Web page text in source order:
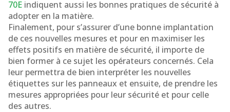
70E indiquent aussi les bonnes pratiques de sécurité à
adopter en la matière.
Finalement, pour s’assurer d’une bonne implantation
de ces nouvelles mesures et pour en maximiser les
effets positifs en matière de sécurité, il importe de
bien former à ce sujet les opérateurs concernés. Cela
leur permettra de bien interpréter les nouvelles
étiquettes sur les panneaux et ensuite, de prendre les
mesures appropriées pour leur sécurité et pour celle
des autres.